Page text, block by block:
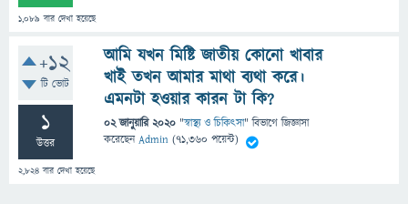
1,089 বার দেখা হয়েছে
+12
টি ভোট
1
উত্তর
2,824 বার দেখা হয়েছে
আমি যখন মিষ্টি জাতীয় কোনো খাবার
খাই তখন আমার মাথা ব্যথা করে।
এমনটা হওয়ার কারন টা কি?
02 জানুয়ারি 2020 "স্বাস্থ্য ও চিকিৎসা" বিভাগে জিজ্ঞাসা
করেছেনAdmin (71,360 পয়েন্ট)